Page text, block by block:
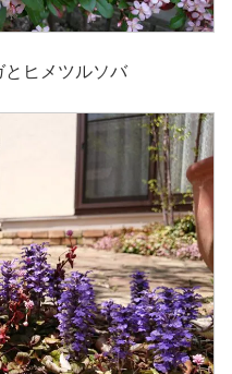
ヒメツルソバ